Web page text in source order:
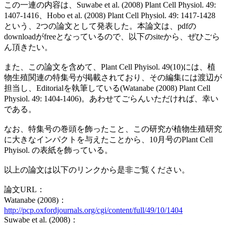
この一連の内容は、Suwabe et al. (2008) Plant Cell Physiol. 49:
1407-1416、Hobo et al. (2008) Plant Cell Physiol. 49: 1417-1428
という、2つの論文として発表した。本論文は、pdfの
downloadがfreeとなっているので、以下のsiteから、ぜひごら
ん頂きたい。
また、この論文を含めて、Plant Cell Phyisol. 49(10)には、植
物生殖関連の特集号が掲載されており、その編集には渡辺が
担当し、Editorialを執筆している(Watanabe (2008) Plant Cell
Physiol. 49: 1404-1406)。あわせてごらんいただければ、幸い
である。
なお、特集号の巻頭を飾ったこと、この研究が植物生殖研究
に大きなインパクトを与えたことから、10月号のPlant Cell
Phyisol. の表紙を飾っている。
以上の論文は以下のリンクから是非ご覧ください。
論文URL：
Watanabe (2008)：
http://pcp.oxfordjournals.org/cgi/content/full/49/10/1404
Suwabe et al. (2008)：